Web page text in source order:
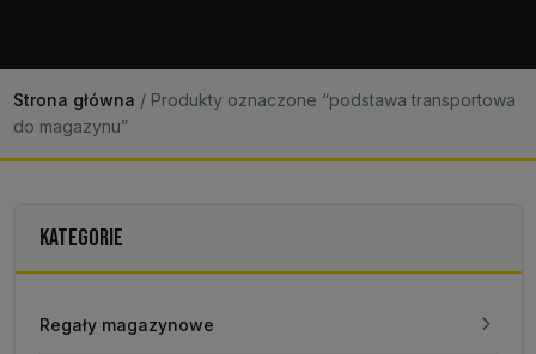
Strona główna /Produkty oznaczone “podstawa transportowa
do magazynu”
KATEGORIE
Regały magazynowe